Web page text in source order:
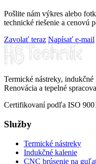
Pošlite nám výkres alebo
technické riešenie a cenovú
Zavolať teraz Napísať e-mail
Termické nástreky,
Renovácia a tepelné
Certifikovaní podľa ISO
Služby
Termické nástreky
Indukčné kalenie
CNC brúsenie na